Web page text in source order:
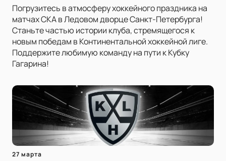
Погрузитесь в атмосферу хоккейного праздника на
матчах СКА в Ледовом дворце Санкт-Петербурга!
Станьте частью истории клуба, стремящегося к
новым победам в Континентальной хоккейной лиге.
Поддержите любимую команду на пути к Кубку
Гагарина!
27 марта